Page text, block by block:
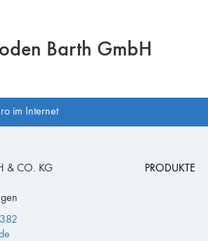
Barth GmbH
im Internet
& CO. KG
PRODUKTE